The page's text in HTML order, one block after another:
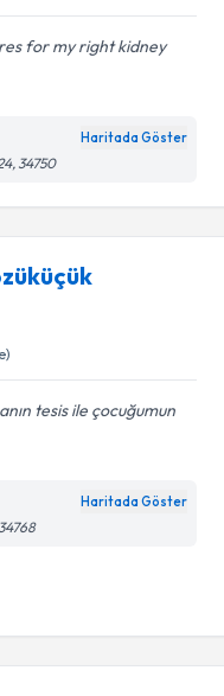
for my right kidney
Haritada Göster
34750
tesis ile çocuğumun
Haritada Göster